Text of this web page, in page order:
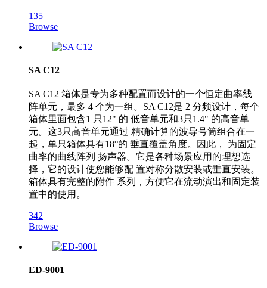
135
Browse
SA C12
SA C12 箱体是专为多种配置而设计的一个恒定曲率线
阵单元，最多 4 个为一组。SA C12是 2 分频设计，每个
箱体里面包含1 只12" 的 低音单元和3只1.4" 的高音单
元。这3只高音单元通过 精确计算的波导号筒组合在一
起，单只箱体具有18°的 垂直覆盖角度。因此， 为固定
曲率的曲线阵列 扬声器。它是各种场景应用的理想选
择，它的设计使您能够配 置对称分散安装或垂直安装。
箱体具有完整的附件 系列，方便它在流动演出和固定装
置中的使用。
342
Browse
ED-9001